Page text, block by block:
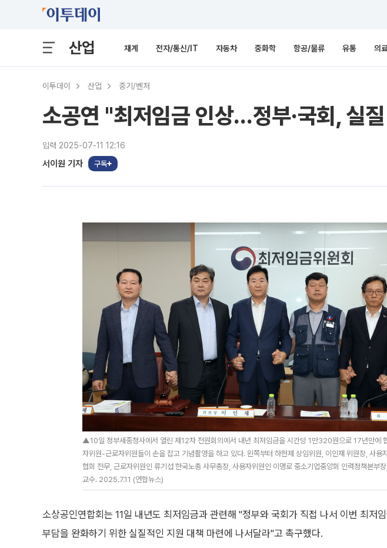
산업 재계 전자/통신/IT 자동차 중화학 항공/물류 유통 의
이투데이 산업 중기/벤처
소공연 "최저임금 인상…정부·국회, 실
입력 2025-07-11 12:16
서이원 기자 구독
▲10일 정부세종청사에서 열린 제12차 전원회의에서 내년 최저임금을 시간당 1만320원으로 17년만에
자위원-근로자위원들이 손을 잡고 기념촬영을 하고 있다. 왼쪽부터 하헌제 상임위원, 이인재 위원장, 사용
협회 전무, 근로자위원인 류기섭 한국노총 사무총장, 사용자위원인 이명로 중소기업중앙회 인력정책본부
교수. 2025.7.11 (연합뉴스)
소상공인연합회는 11일 내년도 최저임금과 관련해 "정부와 국회가 직접 나서 이번 최저
부담을 완화하기 위한 실질적인 지원 대책 마련에 나서달라"고 촉구했다.